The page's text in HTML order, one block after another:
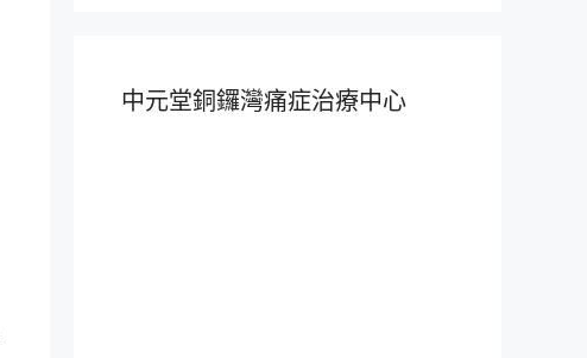
中元堂銅鑼灣痛症治療中心